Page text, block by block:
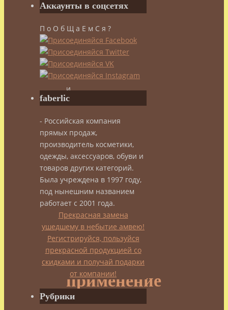
Красота
средства
Бергамот
—
его
свойства
и
применение
Бергамот
—
его
свойства
и
применение
Аккаунты в соцсетях
П о О б Щ а Е м С я ?
faberlic
- Российская компания
прямых продаж,
производитель косметики,
одежды, аксессуаров, обуви и
товаров других категорий.
Была учреждена в 1997 году,
под нынешним названием
работает с 2001 года.
Прекрасная замена
ушедшему в небытие амвею!
Регистрируйся, пользуйся
прекрасной продукцией со
скидками и получай подарки
от компании!
Рубрики